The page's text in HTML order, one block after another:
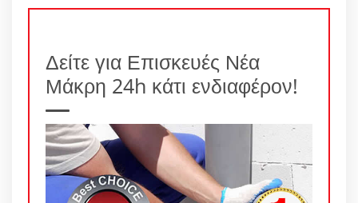
Δείτε για Επισκευές Νέα
Μάκρη 24h κάτι ενδιαφέρον!